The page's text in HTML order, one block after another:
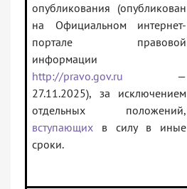
опубликования (опубликован
на Официальном интернет-
портале правовой
информации
http://pravo.gov.ru —
27.11.2025), за исключением
отдельных положений,
вступающих в силу в иные
сроки.